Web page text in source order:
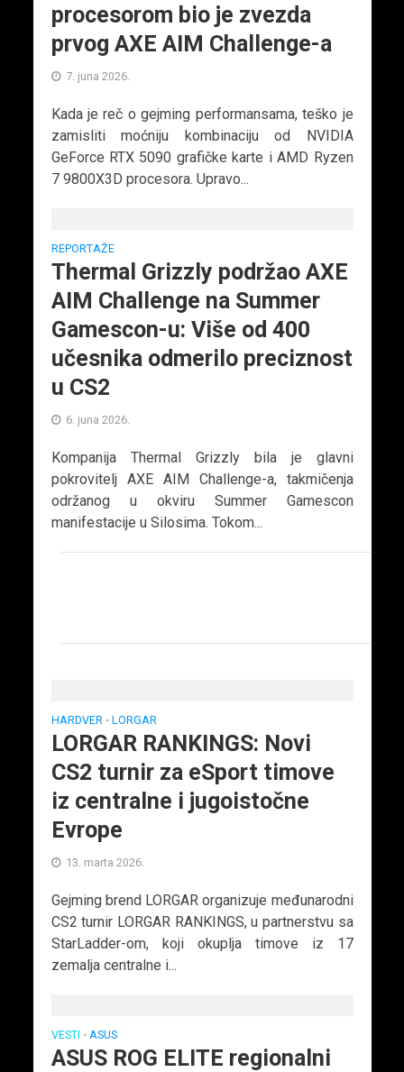
procesorom bio je zvezda
prvog AXE AIM Challenge-a
7. juna 2026.
Kada je reč o gejming performansama, teško je
zamisliti moćniju kombinaciju od NVIDIA
GeForce RTX 5090 grafičke karte i AMD Ryzen
7 9800X3D procesora. Upravo...
REPORTAŽE
Thermal Grizzly podržao AXE
AIM Challenge na Summer
Gamescon-u: Više od 400
učesnika odmerilo preciznost
u CS2
6. juna 2026.
Kompanija Thermal Grizzly bila je glavni
pokrovitelj AXE AIM Challenge-a, takmičenja
održanog u okviru Summer Gamescon
manifestacije u Silosima. Tokom...
HARDVER • LORGAR
LORGAR RANKINGS: Novi
CS2 turnir za eSport timove
iz centralne i jugoistočne
Evrope
13. marta 2026.
Gejming brend LORGAR organizuje međunarodni
CS2 turnir LORGAR RANKINGS, u partnerstvu sa
StarLadder-om, koji okuplja timove iz 17
zemalja centralne i...
VESTI • ASUS
ASUS ROG ELITE regionalni